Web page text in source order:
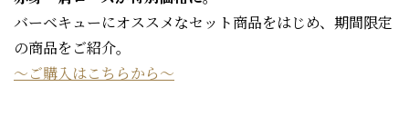
バーベキューにオススメなセット商品をはじめ、期間限定
の商品をご紹介。
～ご購入はこちらから～